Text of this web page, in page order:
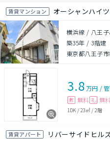
賃貸マンション オーシャンハイ
横浜線 / 八王
築35年 / 3階建
東京都八王子
3.8万円 /
敷 無料 礼 無料
1DK / 23㎡/ 2階
賃貸アパート リバーサイドヒル